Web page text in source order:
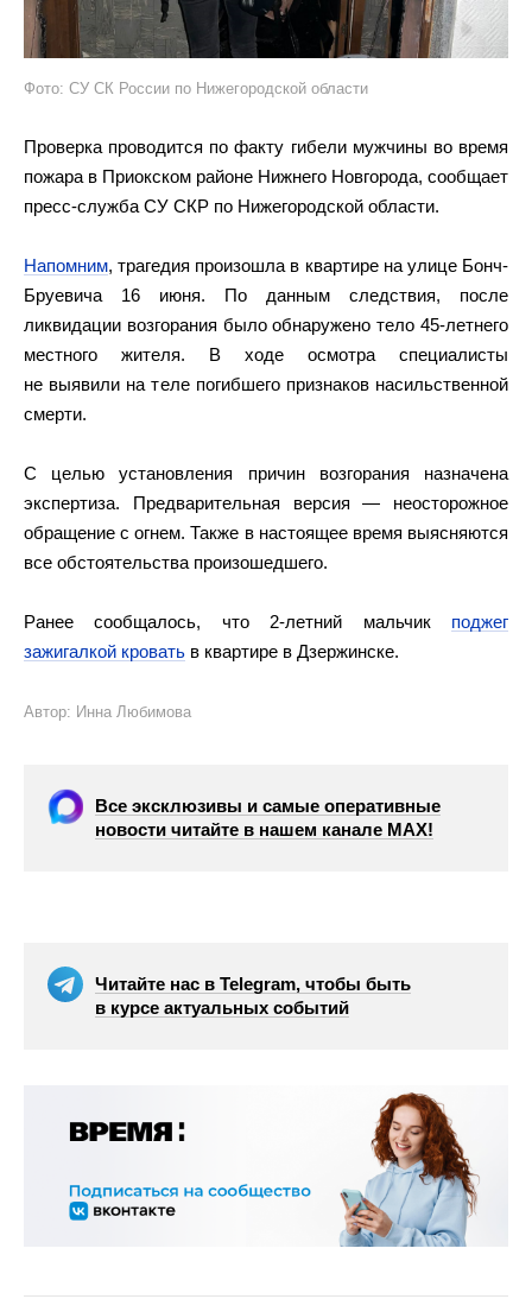
Фото: СУ СК России по Нижегородской области
Проверка проводится по факту гибели мужчины во время
пожара в Приокском районе Нижнего Новгорода, сообщает
пресс-служба СУ СКР по Нижегородской области.
Напомним, трагедия произошла в квартире на улице Бонч-
Бруевича 16 июня. По данным следствия, после
ликвидации возгорания было обнаружено тело 45-летнего
местного жителя. В ходе осмотра специалисты
не выявили на теле погибшего признаков насильственной
смерти.
С целью установления причин возгорания назначена
экспертиза. Предварительная версия — неосторожное
обращение с огнем. Также в настоящее время выясняются
все обстоятельства произошедшего.
Ранее сообщалось, что 2-летний мальчик поджег
зажигалкой кровать в квартире в Дзержинске.
Автор: Инна Любимова
Все эксклюзивы и самые оперативные
новости читайте в нашем канале МАХ!
Читайте нас в Telegram, чтобы быть
в курсе актуальных событий